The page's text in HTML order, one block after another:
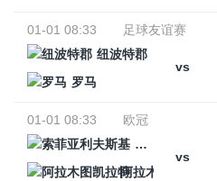
01-01 08:33
足球友谊赛
纽波特郡
vs
罗马
01-01 08:33
欧冠
索菲亚利夫斯基
vs
阿拉木图凯拉特